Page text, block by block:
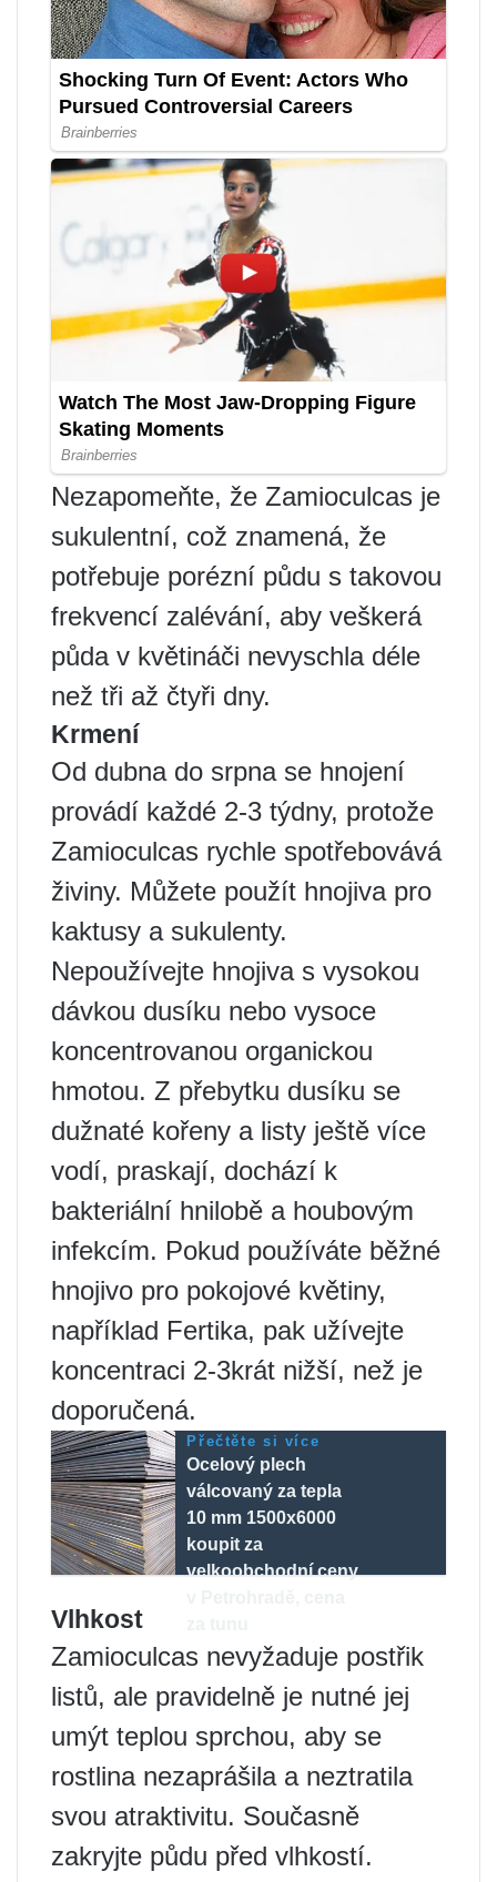
Nezapomeňte, že Zamioculcas je
sukulentní, což znamená, že
potřebuje porézní půdu s takovou
frekvencí zalévání, aby veškerá
půda v květináči nevyschla déle
než tři až čtyři dny.
Krmení
Od dubna do srpna se hnojení
provádí každé 2-3 týdny, protože
Zamioculcas rychle spotřebovává
živiny. Můžete použít hnojiva pro
kaktusy a sukulenty.
Nepoužívejte hnojiva s vysokou
dávkou dusíku nebo vysoce
koncentrovanou organickou
hmotou. Z přebytku dusíku se
dužnaté kořeny a listy ještě více
vodí, praskají, dochází k
bakteriální hnilobě a houbovým
infekcím. Pokud používáte běžné
hnojivo pro pokojové květiny,
například Fertika, pak užívejte
koncentraci 2-3krát nižší, než je
doporučená.
Přečtěte si více
Ocelový plech
válcovaný za tepla
10 mm 1500x6000
koupit za
velkoobchodní ceny
Vlhkost
Zamioculcas nevyžaduje postřik
listů, ale pravidelně je nutné jej
umýt teplou sprchou, aby se
rostlina nezaprášila a neztratila
svou atraktivitu. Současně
zakryjte půdu před vlhkostí.